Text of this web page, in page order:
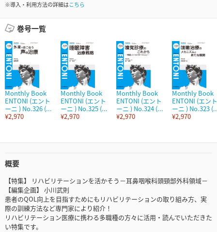
※導入・利用方法の詳細はこちら
巻号一覧
Monthly Book
ENTONI (エント
ーニ ) No.326 (...
¥2,970
Monthly Book
ENTONI (エント
ーニ ) No.325 (...
¥2,970
Monthly Book
ENTONI (エント
ーニ ) No.324 (...
¥2,970
Monthly Book
ENTONI (エント
ーニ ) No.323
¥2,970
概要
【特集】 リハビリテーションを活かそう－耳鼻咽喉科頭頸部外科領域－
【編集企画】 小川武則
患者のQOL向上を目指すためにもリハビリテーションの取り組み方、実
際の訓練方法など専門家により紹介！
リハビリテーション医療に携わる多職種の方々に活用・読んでいただきた
い特集です。